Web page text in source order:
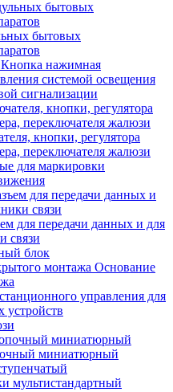
бытовых
Кнопка нажимная
системой освещения
сигнализации
кнопки, регулятора
переключателя жалюзи
для маркировки
для передачи данных и для
связи
блок
Основание
управления для
устройств
миниатюрный